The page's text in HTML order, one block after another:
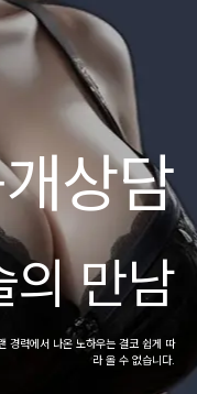
상담
의 만남
경력에서 나온 노하우는 결코 쉽게 따
라 올 수 없습니다.